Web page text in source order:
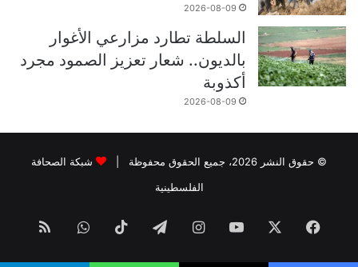
2026-08-09
السلطة تطارد مزارعي الأغوار
بالديون.. شعار تعزيز الصمود مجرد
أكذوبة
2026-08-09
© حقوق النشر 2026، جميع الحقوق محفوظة |
شبكة الصحافة
الفلسطينية
فيسبوك ‫YouTubeانستقرامتيلقرام ‫TikTokواتسابملخص